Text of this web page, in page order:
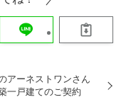
アーネストワンさん
一戸建てのご契約